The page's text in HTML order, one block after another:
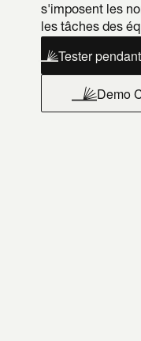
s'imposent les
les tâches des
Tester
Demo